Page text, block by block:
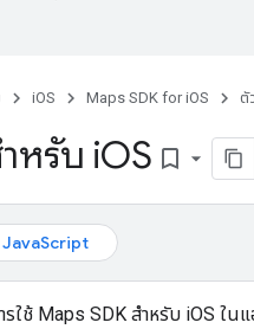
iOS Maps SDK for iOS ตั
หรับ iOS bookmark_border
JavaScript
รใช้ Maps SDK สำหรับ iOS ใ